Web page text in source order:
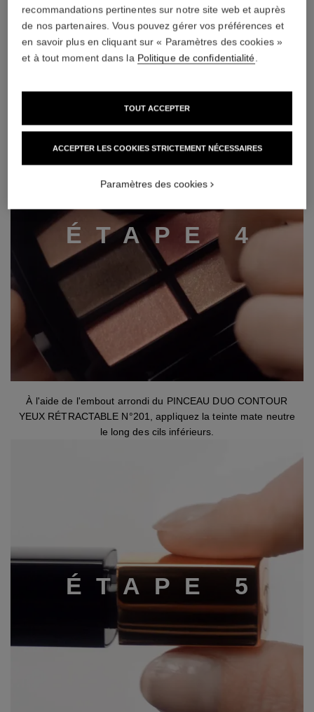
É TAP E 4
À l'aide de l'embout arrondi du PINCEAU DUO CONTOUR
YEUX RÉTRACTABLE N°201, appliquez la teinte mate neutre
le long des cils inférieurs.
É TA P E 5
recommandations pertinentes sur notre site web et auprès
de nos partenaires. Vous pouvez gérer vos préférences et
en savoir plus en cliquant sur « Paramètres des cookies »
et à tout moment dans la Politique de confidentialité.
ACCEPTER LES COOKIES STRICTEMENT NÉCESSAIRES
TOUT ACCEPTER
Paramètres des cookies